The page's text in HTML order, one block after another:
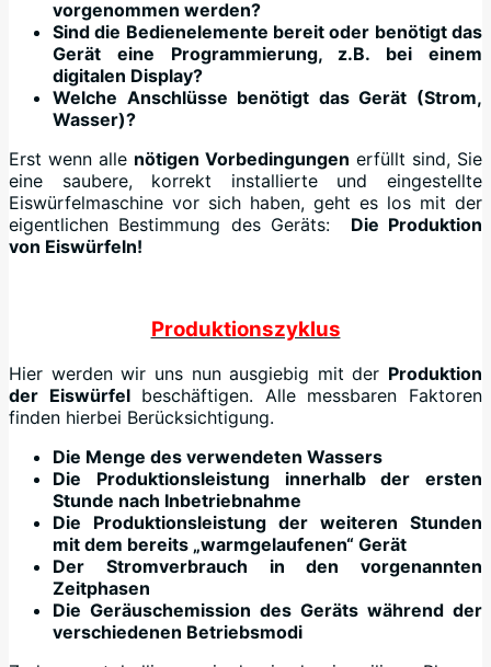
vorgenommen werden?
Sind die Bedienelemente bereit oder benötigt das
Gerät eine Programmierung, z.B. bei einem
digitalen Display?
Welche Anschlüsse benötigt das Gerät (Strom,
Wasser)?
Erst wenn alle nötigen Vorbedingungen erfüllt sind, Sie
eine saubere, korrekt installierte und eingestellte
Eiswürfelmaschine vor sich haben, geht es los mit der
eigentlichen Bestimmung des Geräts: Die Produktion
von Eiswürfeln!
Produktionszyklus
Hier werden wir uns nun ausgiebig mit der Produktion
der Eiswürfelbeschäftigen. Alle messbaren Faktoren
finden hierbei Berücksichtigung.
Die Menge des verwendeten Wassers
Die Produktionsleistung innerhalb der ersten
Stunde nach Inbetriebnahme
Die Produktionsleistung der weiteren Stunden
mit dem bereits „warmgelaufenen“ Gerät
Der Stromverbrauch in den vorgenannten
Zeitphasen
Die Geräuschemission des Geräts während der
verschiedenen Betriebsmodi